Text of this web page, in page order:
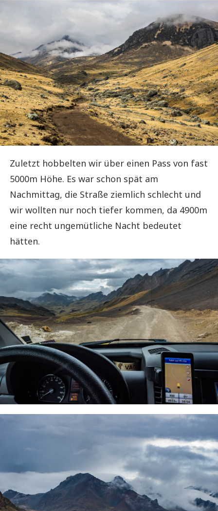
Zuletzt hobbelten wir über einen Pass von fast
5000m Höhe. Es war schon spät am
Nachmittag, die Straße ziemlich schlecht und
wir wollten nur noch tiefer kommen, da 4900m
eine recht ungemütliche Nacht bedeutet
hätten.